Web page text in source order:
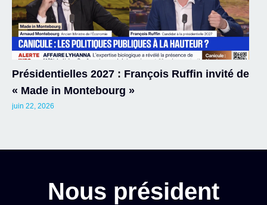
Présidentielles 2027 : François Ruffin invité de
« Made in Montebourg »
juin 22, 2026
Nous président